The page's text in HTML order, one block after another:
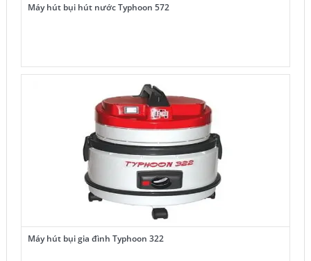
Máy hút bụi hút nước Typhoon 572
Máy hút bụi gia đình Typhoon 322